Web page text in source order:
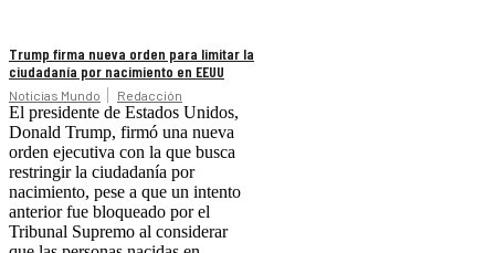
Trump firma nueva orden para limitar la
ciudadanía por nacimiento en EEUU
Noticias Mundo Redacción
El presidente de Estados Unidos,
Donald Trump, firmó una nueva
orden ejecutiva con la que busca
restringir la ciudadanía por
nacimiento, pese a que un intento
anterior fue bloqueado por el
Tribunal Supremo al considerar